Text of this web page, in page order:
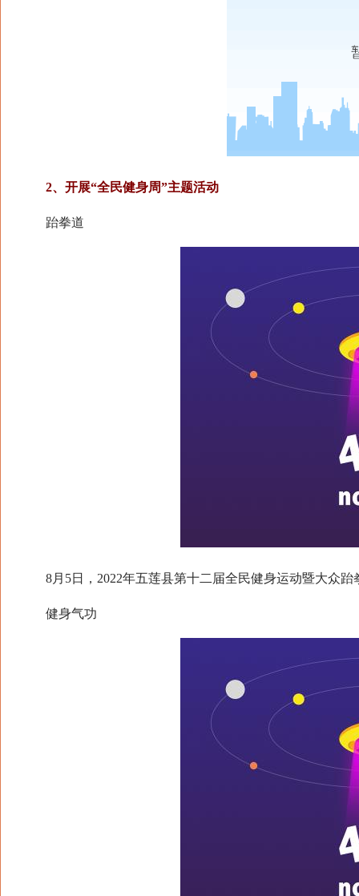
2、开展“全民健身周”主题活动
跆拳道
8月5日，2022年五莲县第十二届全民健身运动暨大众跆
健身气功